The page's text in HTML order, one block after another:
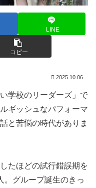
LINE
コピー
2025.10.06
学校のリーダーズ」で
ギッシュなパフォーマ
と苦悩の時代がありま
たほどの試行錯誤期を
。グループ誕生のきっ